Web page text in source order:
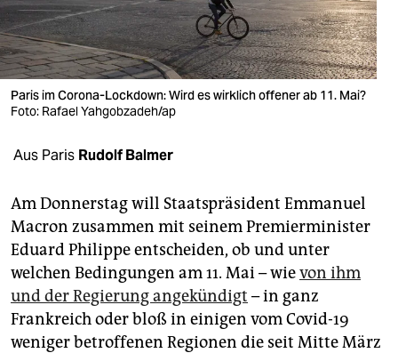
verlag
verlag
veranstaltungen
fragen & hilfe
unterstützen
abo
genossenschaft
epaper login
Paris im Corona-Lockdown: Wird es wirklich offener ab 11. Mai?
Foto: Rafael Yahgobzadeh/ap
Aus Paris Rudolf Balmer
Am Donnerstag will Staatspräsident Emmanuel
Macron zusammen mit seinem Premierminister
Eduard Philippe entscheiden, ob und unter
welchen Bedingungen am 11. Mai – wievon ihm
und der Regierung angekündigt – in ganz
Frankreich oder bloß in einigen vom Covid-19
weniger betroffenen Regionen die seit Mitte März